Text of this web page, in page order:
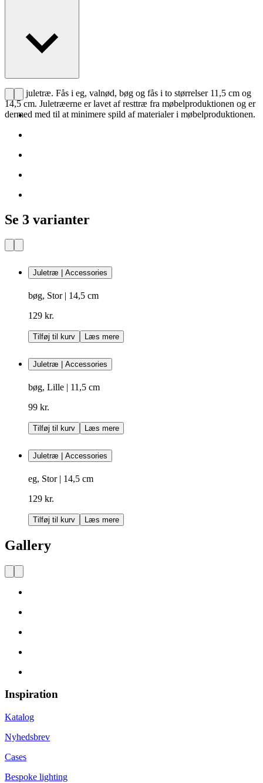
CHS juletræ. Fås i eg, valnød, bøg og fås i to størrelser 11,5 cm og
14,5 cm. Juletræerne er lavet af resttræ fra møbelproduktionen og er
dermed med til at minimere spild af materialer i møbelproduktionen.
Se 3 varianter
Juletræ | Accessories
bøg, Stor | 14,5 cm
129 kr.
Tilføj til kurv Læs mere
Juletræ | Accessories
bøg, Lille | 11,5 cm
99 kr.
Tilføj til kurv Læs mere
Juletræ | Accessories
eg, Stor | 14,5 cm
129 kr.
Tilføj til kurv Læs mere
Gallery
Inspiration
Katalog
Nyhedsbrev
Cases
Bespoke lighting